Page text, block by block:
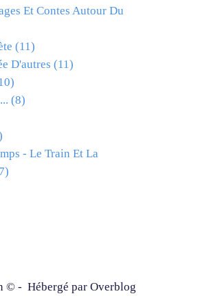
Et Contes Autour Du
(11)
D'autres (11)
(8)
- Le Train Et La
© - Hébergé par Overblog